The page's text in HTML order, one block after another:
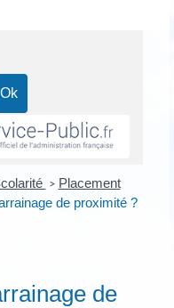
> Placement
de proximité ?
de